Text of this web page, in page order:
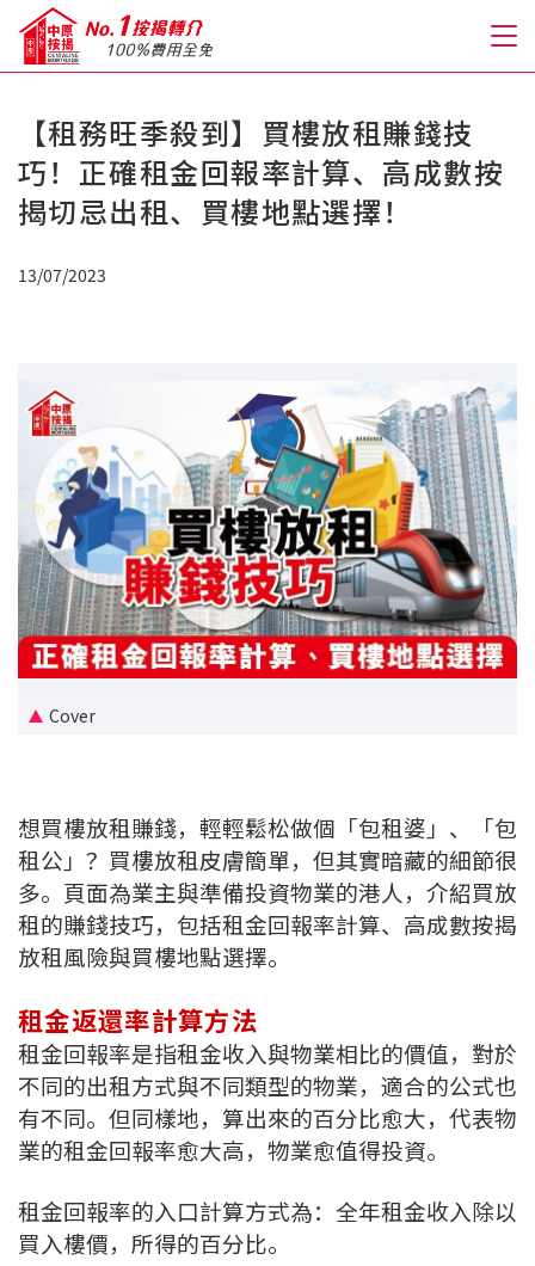
關於我們
格到至抵按揭
人才房貸・開戶優惠
免費開戶轉介服務
私人貸款
優惠禮遇
新盤優越按揭優惠
中原按揭標籤優惠
推薦齊齊友賞
轉按計算
置業預算
供款年期計算
工商舖按揭計算
印花稅計算
免費物業估價
下載中心
【租務旺季殺到】買樓放租賺錢技
巧！正確租金回報率計算、高成數按
揭切忌出租、買樓地點選擇！
13/07/2023
Cover
想買樓放租賺錢，輕輕鬆松做個「包租婆」、「包
租公」？買樓放租皮膚簡單，但其實暗藏的細節很
多。頁面為業主與準備投資物業的港人，介紹買放
租的賺錢技巧，包括租金回報率計算、高成數按揭
放租風險與買樓地點選擇。
租金返還率計算方法
租金回報率是指租金收入與物業相比的價值，對於
不同的出租方式與不同類型的物業，適合的公式也
有不同。但同樣地，算出來的百分比愈大，代表物
業的租金回報率愈大高，物業愈值得投資。
租金回報率的入口計算方式為：全年租金收入除以
買入樓價，所得的百分比。